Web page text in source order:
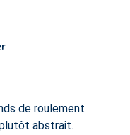
de roulement
abstrait.